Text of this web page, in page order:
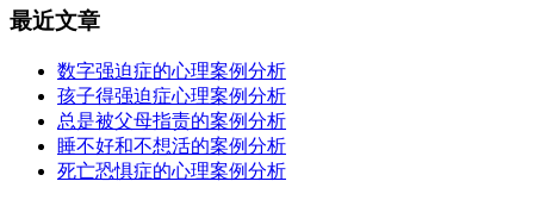
最近文章
数字强迫症的心理案例分析
孩子得强迫症心理案例分析
总是被父母指责的案例分析
睡不好和不想活的案例分析
死亡恐惧症的心理案例分析